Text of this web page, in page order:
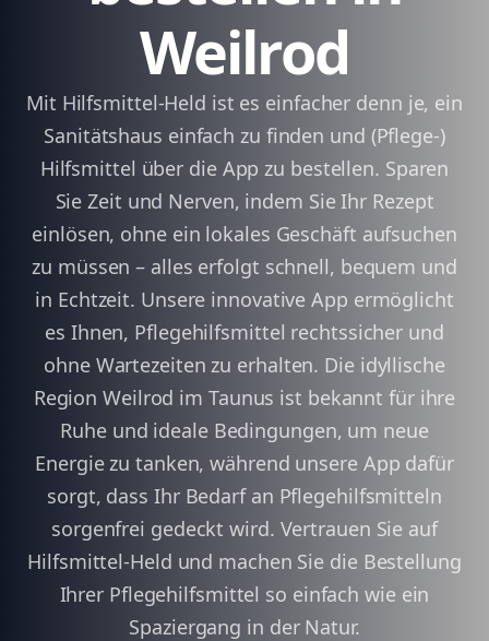
Weilrod
Mit Hilfsmittel-Held ist es einfacher denn je, ein
Sanitätshaus einfach zu finden und (Pflege-)
Hilfsmittel über die App zu bestellen. Sparen
Sie Zeit und Nerven, indem Sie Ihr Rezept
einlösen, ohne ein lokales Geschäft aufsuchen
zu müssen – alles erfolgt schnell, bequem und
in Echtzeit. Unsere innovative App ermöglicht
es Ihnen, Pflegehilfsmittel rechtssicher und
ohne Wartezeiten zu erhalten. Die idyllische
Region Weilrod im Taunus ist bekannt für ihre
Ruhe und ideale Bedingungen, um neue
Energie zu tanken, während unsere App dafür
sorgt, dass Ihr Bedarf an Pflegehilfsmitteln
sorgenfrei gedeckt wird. Vertrauen Sie auf
Hilfsmittel-Held und machen Sie die Bestellung
Ihrer Pflegehilfsmittel so einfach wie ein
Spaziergang in der Natur.